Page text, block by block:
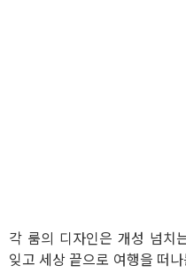
각 룸의 디자인은 개성 넘치
잊고 세상 끝으로 여행을 떠